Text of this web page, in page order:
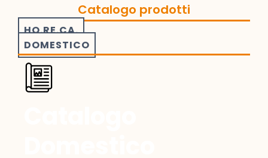
Catalogo prodotti
HO.RE.CA.
DOMESTICO